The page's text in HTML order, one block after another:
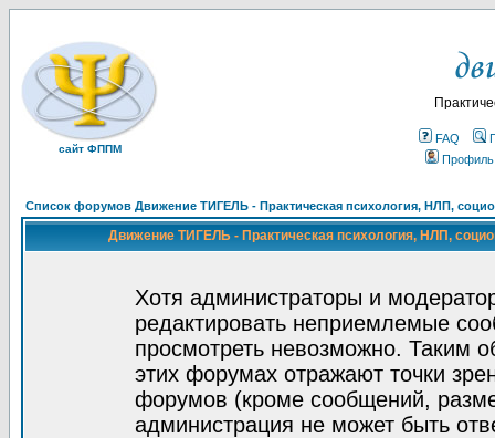
сайт ФППМ
FAQ
Профиль
Список форумов Движение ТИГЕЛЬ - Практическая психология, НЛП,
Движение ТИГЕЛЬ - Практическая психология, НЛП,
Хотя администраторы и
редактировать неприемлемые
просмотреть невозможно. Таким
этих форумах отражают точки
форумов (кроме сообщений,
администрация не может быть